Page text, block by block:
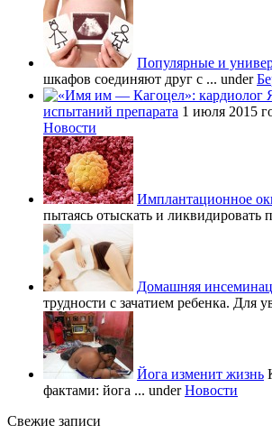
Популярные и
шкафов соединяют друг с ... under
испытаний препарата 1 июля 2015
Новости
Имплантационное
пытаясь отыскать и ликвидировать
Домашняя
трудности с зачатием ребенка. Для
Йога изменит жизнь
фактами: йога ... underНовости
Свежие записи